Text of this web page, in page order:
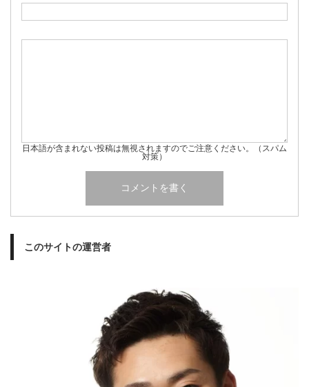
日本語が含まれない投稿は無視されますのでご注意ください。（スパム
対策）
このサイトの運営者